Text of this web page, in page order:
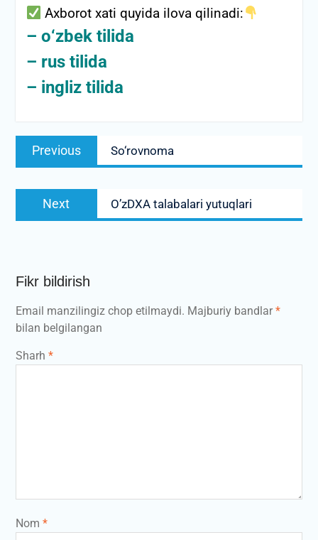
Axborot xati quyida ilova qilinadi:
– о‘zbek tilida
– rus tilida
– ingliz tilida
Post
menyusi
Previous
Previous
post:
So‘rovnoma
Next
Next
post:
O’zDXA talabalari yutuqlari
Fikr bildirish
Email manzilingiz chop etilmaydi. Majburiy bandlar*
bilan belgilangan
Sharh *
Nom *